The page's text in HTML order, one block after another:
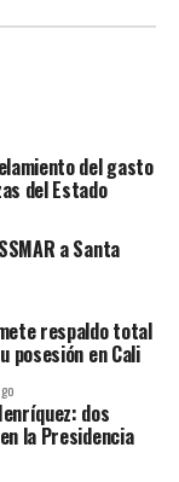
del gasto
del Estado
a Santa
respaldo total
posesión en Cali
dos
la Presidencia